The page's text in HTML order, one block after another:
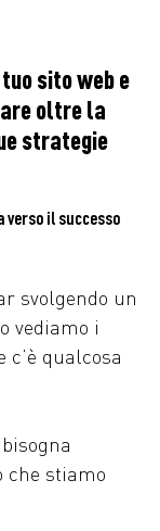
sito web e
oltre la
strategie
verso il successo
svolgendo un
vediamo i
qualcosa
che stiamo